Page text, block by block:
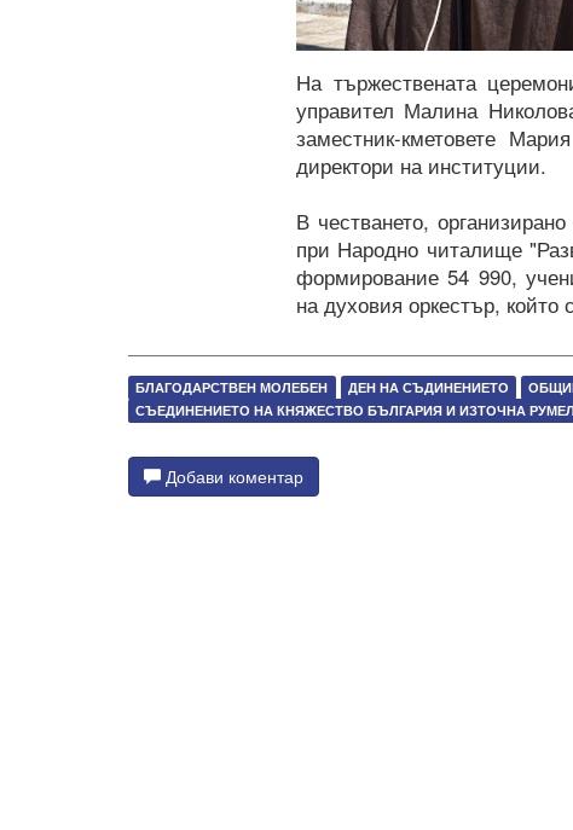
На тържествената
управител Малина
заместник-кметовете
директори на институции.
В честването,
при Народно читалище
формирование 54 990,
на духовия оркестър, който
БЛАГОДАРСТВЕН МОЛЕБЕН ДЕН НА СЪДИНЕНИЕТО
СЪЕДИНЕНИЕТО НА КНЯЖЕСТВО БЪЛГАРИЯ И ИЗТОЧНА
Добави коментар